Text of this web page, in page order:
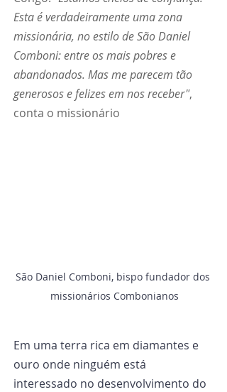
Esta é verdadeiramente uma zona
missionária, no estilo de São Daniel
Comboni: entre os mais pobres e
abandonados. Mas me parecem tão
generosos e felizes em nos receber",
conta o missionário
São Daniel Comboni, bispo fundador dos
missionários Combonianos
Em uma terra rica em diamantes e
ouro onde ninguém está
interessado no desenvolvimento do